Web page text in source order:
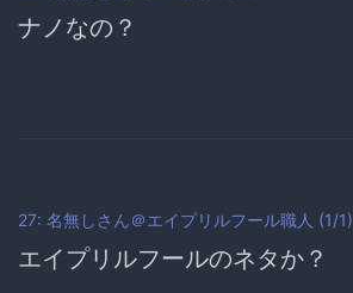
ナノなの？
27: 名無しさん＠エイプリルフール職人 (1/1)
エイプリルフールのネタか？